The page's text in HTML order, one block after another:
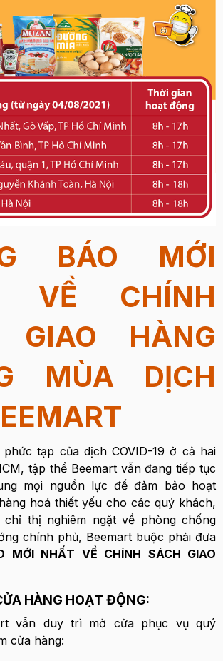
BÁO MỚI
VỀ CHÍNH
GIAO HÀNG
MÙA DỊCH
tạp của dịch COVID-19 ở cả hai
tập thể Beemart vẫn đang tiếp tục
mọi nguồn lực để đảm bảo hoạt
hoá thiết yếu cho các quý khách,
thị nghiêm ngặt về phòng chống
chính phủ, Beemart buộc phải đưa
MỚI NHẤT VỀ CHÍNH SÁCH GIAO
HÀNG HOẠT ĐỘNG:
vẫn duy trì mở cửa phục vụ quý
cửa hàng: